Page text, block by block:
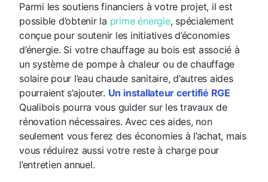
Parmi les soutiens financiers à votre projet, il est
possible d’obtenir la prime énergie, spécialement
conçue pour soutenir les initiatives d’économies
d’énergie. Si votre chauffage au bois est associé à
un système de pompe à chaleur ou de chauffage
solaire pour l’eau chaude sanitaire, d’autres aides
pourraient s’ajouter. Un installateur certifié RGE
Qualibois pourra vous guider sur les travaux de
rénovation nécessaires. Avec ces aides, non
seulement vous ferez des économies à l’achat, mais
vous réduirez aussi votre reste à charge pour
l’entretien annuel.